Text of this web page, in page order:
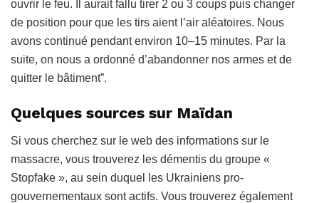
ouvrir le feu. Il aurait fallu tirer 2 ou 3 coups puis changer
de position pour que les tirs aient l’air aléatoires. Nous
avons continué pendant environ 10–15 minutes. Par la
suite, on nous a ordonné d’abandonner nos armes et de
quitter le bâtiment”.
Quelques sources sur Maïdan
Si vous cherchez sur le web des informations sur le
massacre, vous trouverez les démentis du groupe «
Stopfake », au sein duquel les Ukrainiens pro-
gouvernementaux sont actifs. Vous trouverez également